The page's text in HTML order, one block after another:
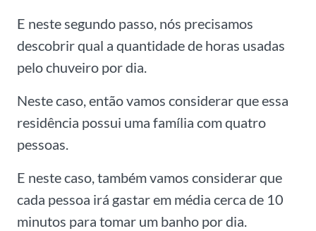
E neste segundo passo, nós precisamos
descobrir qual a quantidade de horas usadas
pelo chuveiro por dia.
Neste caso, então vamos considerar que essa
residência possui uma família com quatro
pessoas.
E neste caso, também vamos considerar que
cada pessoa irá gastar em média cerca de 10
minutos para tomar um banho por dia.